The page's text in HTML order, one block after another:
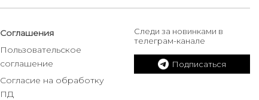
Соглашения
Пользовательское
соглашение
Согласие на обработку
ПД
Следи за новинками в
телеграм-канале
Подписаться